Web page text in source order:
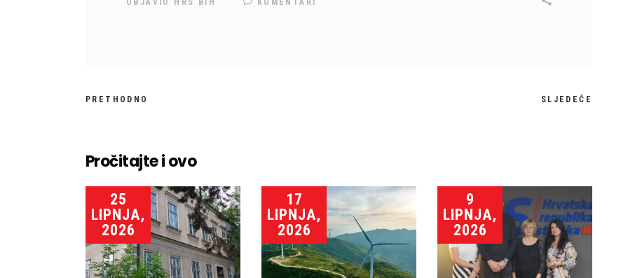
OBJAVIO HRS BIH KOMENTARI
PRETHODNO SLJEDEĆE
Pročitajte i ovo
25
LIPNJA,
2026
17
LIPNJA,
2026
9
LIPNJA,
2026